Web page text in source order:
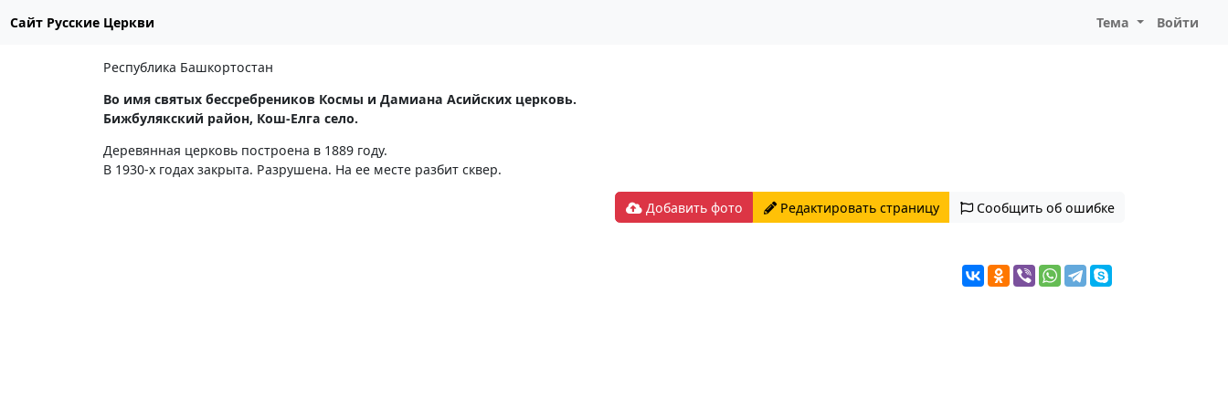
Сайт Русские Церкви Тема Войти
Республика Башкортостан
Во имя святых бессребреников Космы и Дамиана Асийских церковь.
Бижбулякский район, Кош-Елга село.
Деревянная церковь построена в 1889 году.
В 1930-х годах закрыта. Разрушена. На ее месте разбит сквер.
Добавить фото Редактировать страницу Сообщить об ошибке